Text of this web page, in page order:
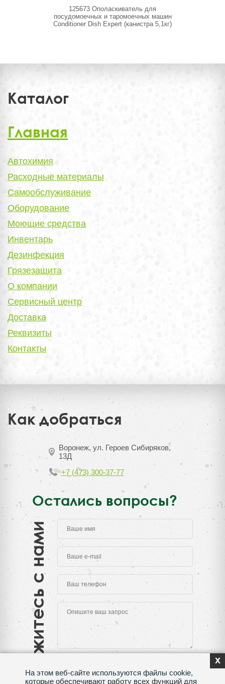
125673 Ополаскиватель для
посудомоечных и таромоечных машин
Conditioner Dish Expert (канистра 5,1кг)
Каталог
Главная
Автохимия
Расходные материалы
Самообслуживание
Оборудование
Моющие средства
Инвентарь
Дезинфекция
Грязезащита
О компании
Сервисный центр
Доставка
Реквизиты
Контакты
Как добраться
Воронеж, ул. Героев Сибиряков,
13Д
+7 (473) 300-37-77
Остались вопросы?
Свяжитесь с нами x
На этом веб-сайте используются файлы cookie,
которые обеспечивают работу всех функций для